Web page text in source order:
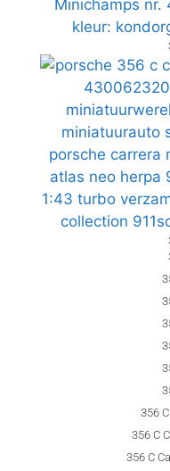
356
356 C
356 C